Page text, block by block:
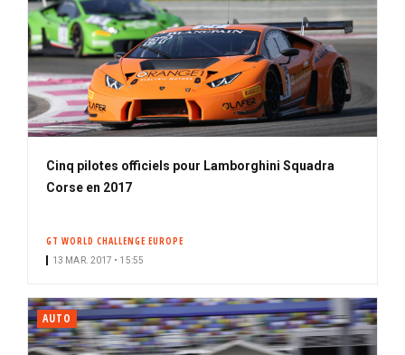
Cinq pilotes officiels pour Lamborghini Squadra
Corse en 2017
GT WORLD CHALLENGE EUROPE
13 MAR. 2017 • 15:55
AUTO